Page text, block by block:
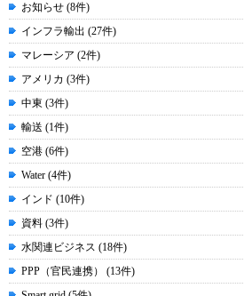
お知らせ (8件)
インフラ輸出 (27件)
マレーシア (2件)
アメリカ (3件)
中東 (3件)
輸送 (1件)
空港 (6件)
Water (4件)
インド (10件)
資料 (3件)
水関連ビジネス (18件)
PPP（官民連携） (13件)